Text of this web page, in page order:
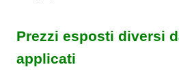
Prezzi esposti diversi
applicati